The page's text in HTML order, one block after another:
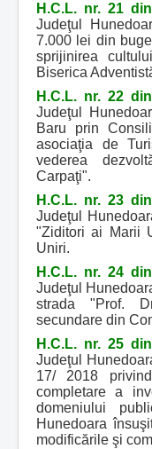
H.C.L. nr. 21
Judeţul
7.000 lei din
sprijinirea
Biserica
H.C.L. nr. 22
Judeţul
Baru prin
asociaţia de
vederea
Carpaţi".
H.C.L. nr. 23
Judeţul
"Ziditori ai Marii
Uniri.
H.C.L. nr. 24
Judeţul
strada "Prof.
secundare din
H.C.L. nr. 25
Judeţul
17/ 2018
completare a
domeniului
Hunedoara
modificările şi